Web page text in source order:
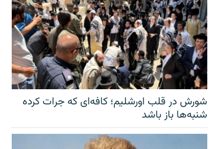
شورش در قلب اورشلیم؛ کافه‌ای که جرات کرده
شنبه‌ها باز باشد